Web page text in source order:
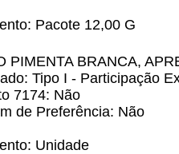
Pacote 12,00 G
PIMENTA BRANCA,
Tipo I - Participação
7174: Não
de Preferência: Não
Unidade